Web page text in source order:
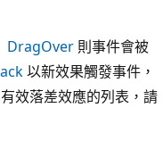
DragOver 則事件會被
以新效果觸發事件，
效落差效應的列表，請